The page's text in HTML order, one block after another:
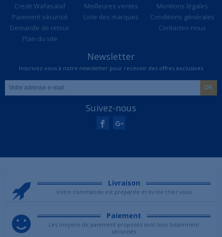
Credit Wafasalaf
Paiement sécurisé
Demande de retour
Plan du site
Meilleures ventes
Liste des marques
Mentions légales
Conditions générales
Contactez-nous
Newsletter
Inscrivez-vous à notre newsletter pour recevoir des offres exclusives
Suivez-nous
Livraison
Votre commande est preparée et livrée chez vous
Paiement
Les moyens de paiement proposés sont tous totalement
sécurisés